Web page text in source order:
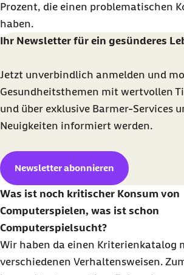
Prozent, die einen problematischen
haben.
Ihr Newsletter für ein gesünderes
Jetzt unverbindlich anmelden und
Gesundheitsthemen mit wertvollen
und über exklusive Barmer-Services
Neuigkeiten informiert werden.
Newsletter abonnieren
Was ist noch kritischer Konsum von
Computerspielen, was ist schon
Computerspielsucht?
Wir haben da einen Kriterienkatalog
verschiedenen Verhaltensweisen.